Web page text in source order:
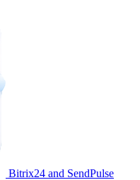
Bitrix24 and SendPulse